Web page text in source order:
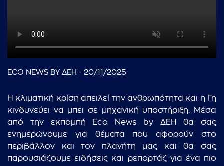
ECO NEWS BY ΔΕΗ - 20/11/2025
Η κλιματική κρίση απειλεί την ανθρωπότητα και η Γη
κινδυνεύει να μπει σε μηχανική υποστήριξη. Μέσα
από την εκπομπή Eco News by ΔΕΗ θα σας
ενημερώνουμε για θέματα που αφορούν στο
περιβάλλον και τον πλανήτη μας και θα σας
παρουσιάζουμε ειδήσεις και ρεπορτάζ για ένα πιο